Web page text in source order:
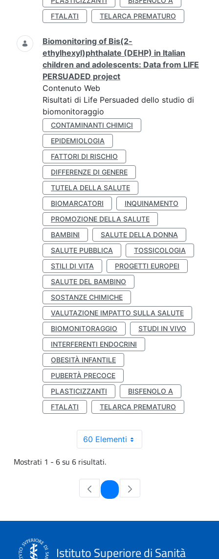
FTALATI
TELARCA PREMATURO
Biomonitoring of Bis(2-
ethylhexyl)phthalate (DEHP) in Italian
children and adolescents: Data from LIFE
PERSUADED project
Contenuto Web
Risultati di Life Persuaded dello studio di
biomonitoraggio
CONTAMINANTI CHIMICI
EPIDEMIOLOGIA
FATTORI DI RISCHIO
DIFFERENZE DI GENERE
TUTELA DELLA SALUTE
BIOMARCATORI
INQUINAMENTO
PROMOZIONE DELLA SALUTE
BAMBINI
SALUTE DELLA DONNA
SALUTE PUBBLICA
TOSSICOLOGIA
STILI DI VITA
PROGETTI EUROPEI
SALUTE DEL BAMBINO
SOSTANZE CHIMICHE
VALUTAZIONE IMPATTO SULLA SALUTE
BIOMONITORAGGIO
STUDI IN VIVO
INTERFERENTI ENDOCRINI
OBESITÀ INFANTILE
PUBERTÀ PRECOCE
PLASTICIZZANTI
BISFENOLO A
FTALATI
TELARCA PREMATURO
60 Elementi
Mostrati 1 - 6 su 6 risultati.
Pagina
Istituto Superiore di Sanità